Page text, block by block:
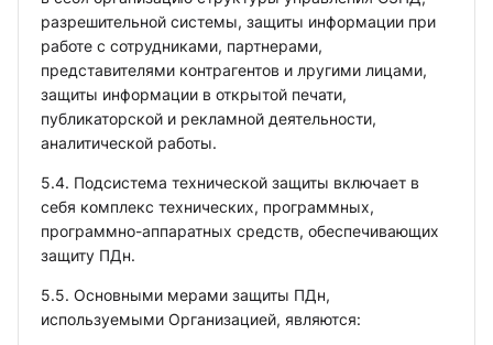
разрешительной системы, защиты информации при
работе с сотрудниками, партнерами,
представителями контрагентов и лругими лицами,
защиты информации в открытой печати,
публикаторской и рекламной деятельности,
аналитической работы.
5.4. Подсистема технической защиты включает в
себя комплекс технических, программных,
программно-аппаратных средств, обеспечивающих
защиту ПДн.
5.5. Основными мерами защиты ПДн,
используемыми Организацией, являются: